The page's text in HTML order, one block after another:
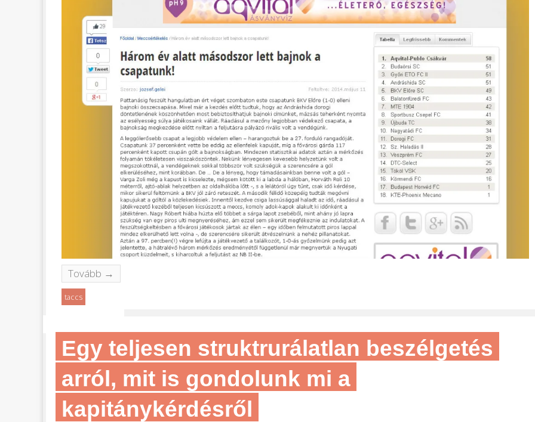
Tovább →
taccs
Egy teljesen struktrurálatlan beszélgetés
arról, mit is gondolunk mi a
kapitánykérdésről